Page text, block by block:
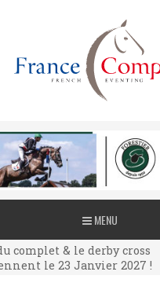
MENU
complet & le derby cross
le 23 Janvier 2027 !
complet & le derby cross
le 23 Janvier 2027 !